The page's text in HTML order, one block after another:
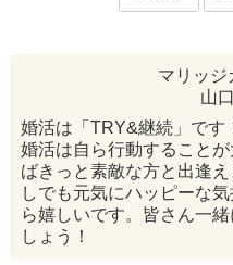
マリッジ
山
婚活は「TRY&継続」です
婚活は自ら行動すること
ばきっと素敵な方と出逢
しでも元気にハッピーな
ら嬉しいです。皆さん一
しょう！